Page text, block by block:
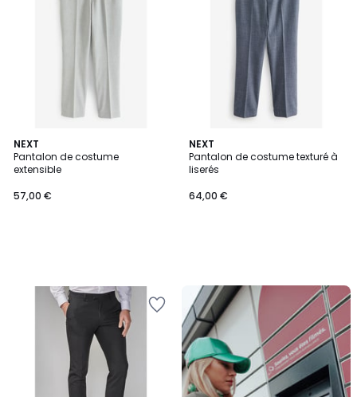
NEXT
Pantalon de costume
extensible
57,00 €
NEXT
Pantalon de costume texturé à
liserés
64,00 €
Nouveau
Livraison
en
Locker
Mondial
Relay